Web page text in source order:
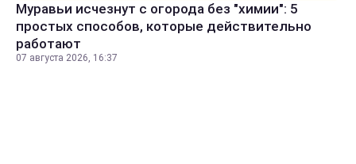
Муравьи исчезнут с огорода без "химии": 5
простых способов, которые действительно
работают
07 августа 2026, 16:37